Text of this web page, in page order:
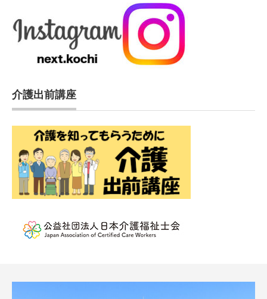
介護出前講座